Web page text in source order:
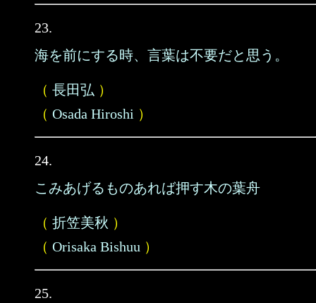
23.
海を前にする時、言葉は不要だと思う。
（ 長田弘 ）
（ Osada Hiroshi ）
24.
こみあげるものあれば押す木の葉舟
（ 折笠美秋 ）
（ Orisaka Bishuu ）
25.